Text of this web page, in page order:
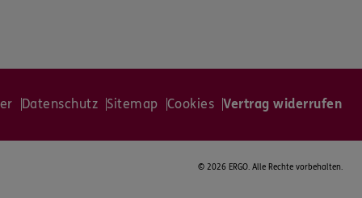
Datenschutz Sitemap Cookies Vertrag widerrufen
© 2026 ERGO. Alle Rechte vorbehalten.